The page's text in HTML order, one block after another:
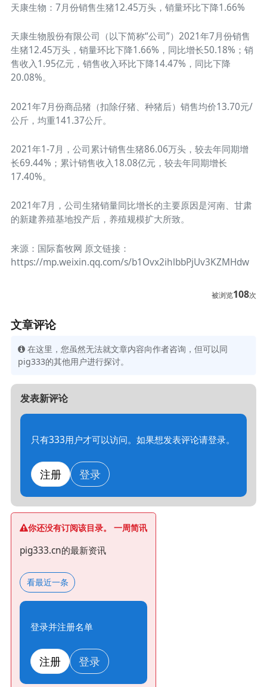
天康生物：7月份销售生猪12.45万头，销量环比下降1.66%
天康生物股份有限公司（以下简称“公司”）2021年7月份销售
生猪12.45万头，销量环比下降1.66%，同比增长50.18%；销
售收入1.95亿元，销售收入环比下降14.47%，同比下降
20.08%。
2021年7月份商品猪（扣除仔猪、种猪后）销售均价13.70元/
公斤，均重141.37公斤。
2021年1-7月，公司累计销售生猪86.06万头，较去年同期增
长69.44%；累计销售收入18.08亿元，较去年同期增长
17.40%。
2021年7月，公司生猪销量同比增长的主要原因是河南、甘肃
的新建养殖基地投产后，养殖规模扩大所致。
来源：国际畜牧网 原文链接：
https://mp.weixin.qq.com/s/b1Ovx2ihlbbPjUv3KZMHdw
被浏览108次
文章评论
在这里，您虽然无法就文章内容向作者咨询，但可以同
pig333的其他用户进行探讨。
发表新评论
只有333用户才可以访问。如果想发表评论请登录。
注册 登录
你还没有订阅该目录。 一周简讯
pig333.cn的最新资讯
看最近一条
登录并注册名单
注册 登录